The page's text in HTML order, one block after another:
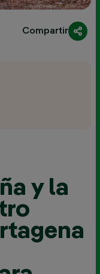
Compartir
y la